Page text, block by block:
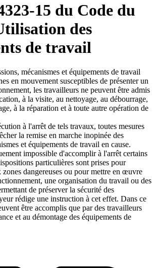
15 du Code du
des
de travail
mécanismes et équipements de travail
en mouvement susceptibles de présenter un
les travailleurs ne peuvent être admis
à la visite, au nettoyage, au débourrage,
à la réparation et à toute autre opération de
à l'arrêt de tels travaux, toutes mesures
la remise en marche inopinée des
et équipements de travail en cause.
impossible d'accomplir à l'arrêt certains
particulières sont prises pour
zones dangereuses ou pour mettre en œuvre
une organisation du travail ou des
de préserver la sécurité des
rédige une instruction à cet effet. Dans ce
être accomplis que par des travailleurs
et au démontage des équipements de